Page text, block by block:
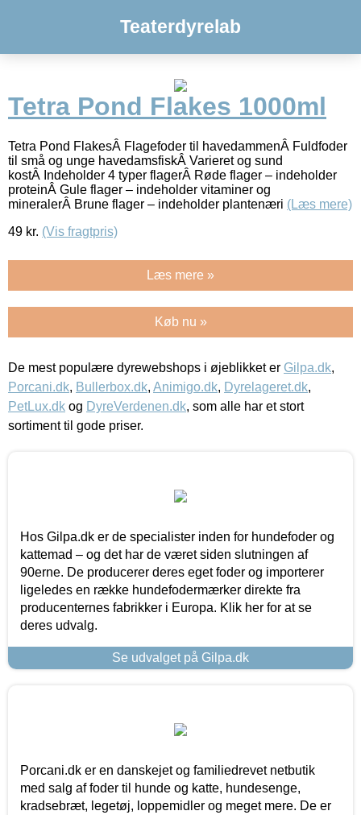
Teaterdyrelab
Tetra Pond Flakes 1000ml
Tetra Pond FlakesÂ Flagefoder til havedammenÂ Fuldfoder
til små og unge havedamsfiskÂ Varieret og sund
kostÂ Indeholder 4 typer flagerÂ Røde flager – indeholder
proteinÂ Gule flager – indeholder vitaminer og
mineralerÂ Brune flager – indeholder plantenæri (Læs mere)
49 kr. (Vis fragtpris)
Læs mere »
Køb nu »
De mest populære dyrewebshops i øjeblikket er Gilpa.dk,
Porcani.dk, Bullerbox.dk, Animigo.dk, Dyrelageret.dk,
PetLux.dk og DyreVerdenen.dk, som alle har et stort
sortiment til gode priser.
Hos Gilpa.dk er de specialister inden for hundefoder og
kattemad – og det har de været siden slutningen af
90erne. De producerer deres eget foder og importerer
ligeledes en række hundefodermærker direkte fra
producenternes fabrikker i Europa. Klik her for at se
deres udvalg.
Se udvalget på Gilpa.dk
Porcani.dk er en danskejet og familiedrevet netbutik
med salg af foder til hunde og katte, hundesenge,
kradsebræt, legetøj, loppemidler og meget mere. De er